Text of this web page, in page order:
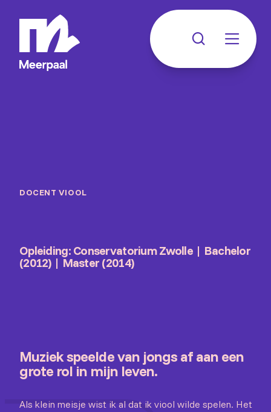
DOCENT VIOOL
Opleiding: Conservatorium Zwolle | Bachelor
(2012) | Master (2014)
Muziek speelde van jongs af aan een
grote rol in mijn leven.
Als klein meisje wist ik al dat ik viool wilde spelen. Het